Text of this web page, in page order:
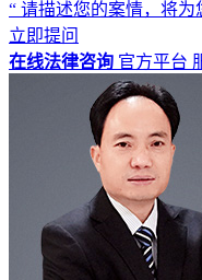
“ 请描述您的案情，将为
立即提问
在线法律咨询 官方平台